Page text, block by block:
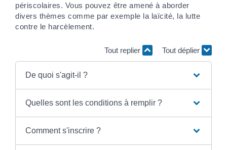
périscolaires. Vous pouvez être amené à aborder
divers thèmes comme par exemple la laïcité, la lutte
contre le harcèlement.
Tout replier Tout déplier
De quoi s'agit-il ?
Quelles sont les conditions à remplir ?
Comment s'inscrire ?